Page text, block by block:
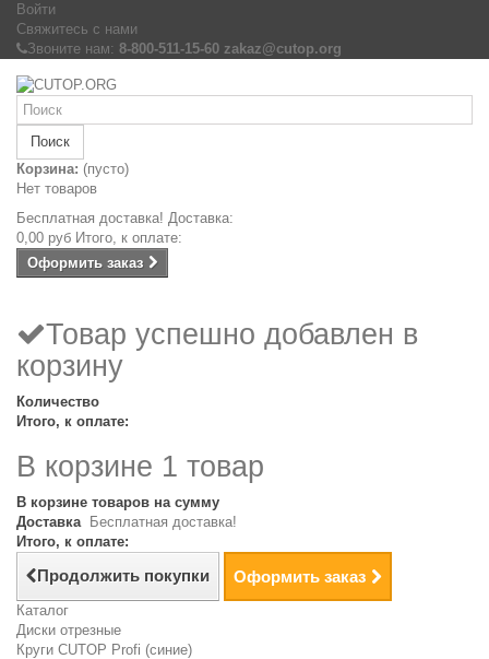
Войти
Свяжитесь с нами
Звоните нам: 8-800-511-15-60 zakaz@cutop.org
Поиск
Корзина: (пусто)
Нет товаров
Бесплатная доставка! Доставка:
0,00 руб Итого, к оплате:
Оформить заказ
Товар успешно добавлен в
корзину
Количество
Итого, к оплате:
В корзине 1 товар
В корзине товаров на сумму
Доставка Бесплатная доставка!
Итого, к оплате:
Продолжить покупки Оформить заказ
Каталог
Диски отрезные
Круги CUTOP Profi (синие)